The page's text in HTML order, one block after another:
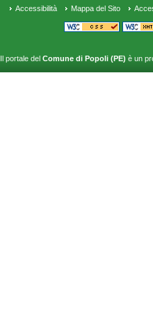
Accessibilità Mappa del Sito
Il portale del Comune di Popoli (PE) è un